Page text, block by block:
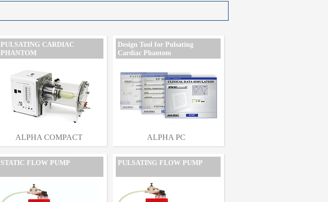
PULSATING CARDIAC
PHANTOM
ALPHA COMPACT
Design Tool for Pulsating
Cardiac Phantom
ALPHA PC
STATIC FLOW PUMP PULSATING FLOW PUMP